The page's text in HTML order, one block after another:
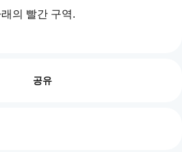
의 빨간 구역.
각적 신호는 트레이더가 편향을
지정 가능한 색상과 투명도로
공유